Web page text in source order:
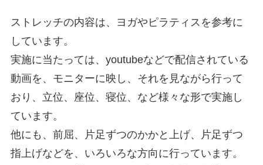
ストレッチの内容は、ヨガやピラティスを参考に
しています。
実施に当たっては、youtubeなどで配信されている
動画を、モニターに映し、それを見ながら行って
おり、立位、座位、寝位、など様々な形で実施し
ています。
他にも、前屈、片足ずつのかかと上げ、片足ずつ
指上げなどを、いろいろな方向に行っています。